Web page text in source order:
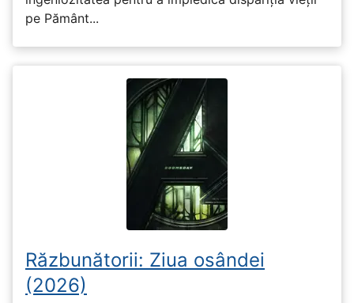
pe Pământ...
Răzbunătorii: Ziua osândei
(2026)